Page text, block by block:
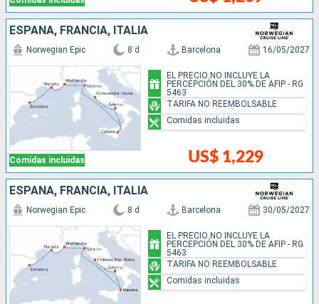
ESPAÑA, FRANCIA, ITALIA
Comidas incluidas
Norwegian Epic 8 d Barcelona 16/05/2027
US$ 1,229
EL PRECIO NO INCLUYE LA
PERCEPCIÓN DEL 30% DE AFIP - RG
5463
TARIFA NO REEMBOLSABLE
Comidas incluidas
ESPAÑA, FRANCIA, ITALIA
Norwegian Epic 8 d Barcelona 30/05/2027
EL PRECIO NO INCLUYE LA
PERCEPCIÓN DEL 30% DE AFIP - RG
5463
TARIFA NO REEMBOLSABLE
Comidas incluidas